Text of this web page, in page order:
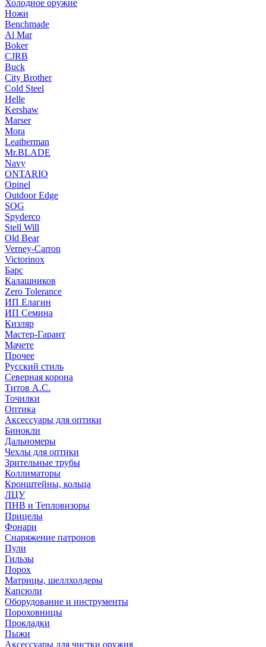
Холодное оружие
Ножи
Benchmade
Al Mar
Boker
CJRB
Buck
City Brother
Cold Steel
Helle
Kershaw
Marser
Mora
Leatherman
Mr.BLADE
Navy
ONTARIO
Opinel
Outdoor Edge
SOG
Spyderco
Stell Will
Old Bear
Verney-Carron
Victorinox
Барс
Калашников
Zero Tolerance
ИП Елагин
ИП Семина
Кизляр
Мастер-Гарант
Мачете
Прочее
Русский стиль
Северная корона
Титов А.С.
Точилки
Оптика
Аксессуары для оптики
Бинокли
Дальномеры
Чехлы для оптики
Зрительные трубы
Коллиматоры
Кронштейны, кольца
ЛЦУ
ПНВ и Тепловизоры
Прицелы
Фонари
Снаряжение патронов
Пули
Гильзы
Порох
Матрицы, шеллхолдеры
Капсюли
Оборудование и инструменты
Пороховницы
Прокладки
Пыжи
Аксессуары для чистки оружия